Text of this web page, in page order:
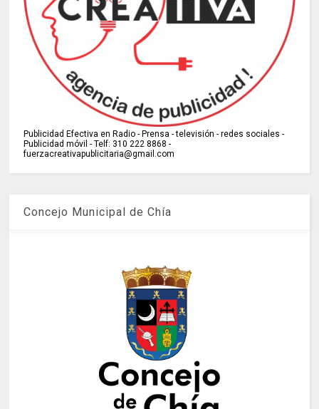
Publicidad Efectiva en Radio - Prensa - televisión - redes sociales -
Publicidad móvil - Telf: 310 222 8868 -
fuerzacreativapublicitaria@gmail.com
Concejo Municipal de Chía